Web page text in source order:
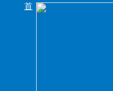
首